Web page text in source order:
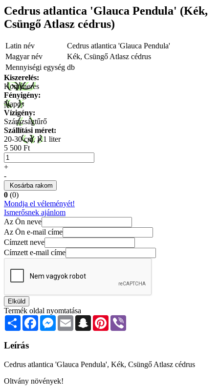
Cedrus atlantica 'Glauca Pendula' (Kék,
Csüngő Atlasz cédrus)
Latin név
Cedrus atlantica 'Glauca Pendula'
Magyar név
Kék, Csüngő Atlasz cédrus
Mennyiségi egység db
Kiszerelés:
Konténeres
Fényigény:
Napos
Vízigény:
Szárazságtűrő
Szállítási méret:
20-30 cm, K1 liter
5 500 Ft
+
-
Kosárba rakom
0 (0)
Mondja el véleményét!
Ismerősnek ajánlom
Az Ön neve
Az Ön e-mail címe
Címzett neve
Címzett e-mail címe
Elküld
Termék oldal nyomtatása
Share FacebookMessenger
Email SnapchatPinterest
Leírás
Cedrus atlantica 'Glauca Pendula', Kék, Csüngő Atlasz cédrus
Oltvány növények!